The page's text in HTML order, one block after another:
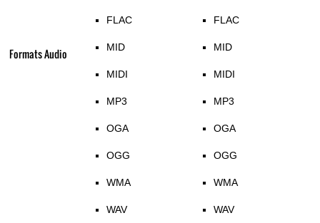
Formats Audio
FLAC
MID
MIDI
MP3
OGA
OGG
WMA
WAV
FLAC
MID
MIDI
MP3
OGA
OGG
WMA
WAV